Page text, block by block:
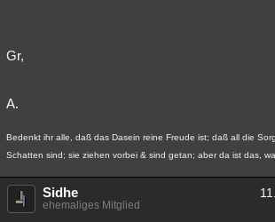
Gr,
A.
Bedenkt ihr alle, daß das Dasein reine Freude ist; daß all die
Schatten sind; sie ziehen vorbei & sind getan; aber da ist das,
Sidhe
ehemaliges Mitglied